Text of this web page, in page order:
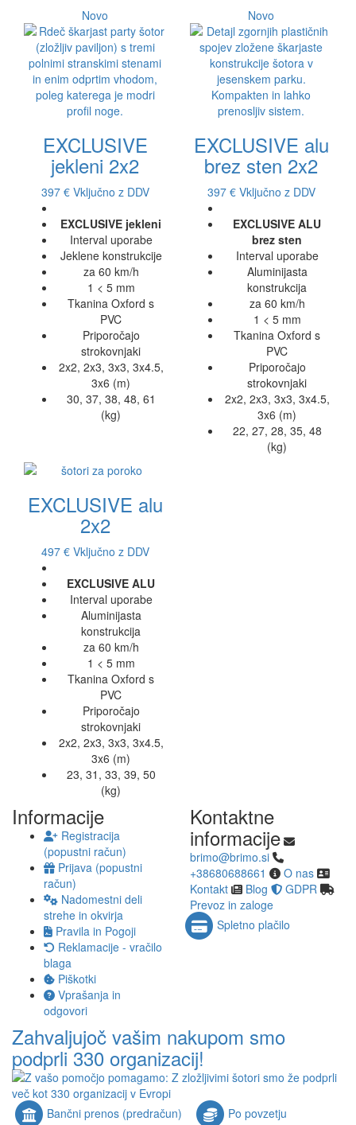
Novo
EXCLUSIVE
jekleni 2x2
397 € Vključno z DDV
EXCLUSIVE jekleni
Interval uporabe
Jeklene konstrukcije
za 60 km/h
1 < 5 mm
Tkanina Oxford s
PVC
Priporočajo
strokovnjaki
2x2, 2x3, 3x3, 3x4.5,
3x6 (m)
30, 37, 38, 48, 61
(kg)
Novo
EXCLUSIVE alu
brez sten 2x2
397 € Vključno z DDV
EXCLUSIVE ALU
brez sten
Interval uporabe
Aluminijasta
konstrukcija
za 60 km/h
1 < 5 mm
Tkanina Oxford s
PVC
Priporočajo
strokovnjaki
2x2, 2x3, 3x3, 3x4.5,
3x6 (m)
22, 27, 28, 35, 48
(kg)
EXCLUSIVE alu
2x2
497 € Vključno z DDV
EXCLUSIVE ALU
Interval uporabe
Aluminijasta
konstrukcija
za 60 km/h
1 < 5 mm
Tkanina Oxford s
PVC
Priporočajo
strokovnjaki
2x2, 2x3, 3x3, 3x4.5,
3x6 (m)
23, 31, 33, 39, 50
(kg)
Informacije
Registracija
(popustni račun)
Prijava (popustni
račun)
Nadomestni deli
strehe in okvirja
Pravila in Pogoji
Reklamacije - vračilo
blaga
Piškotki
Vprašanja in
odgovori
Kontaktne
informacije
brimo@brimo.si
+38680688661
O nas
Kontakt
Blog
GDPR
Prevoz in zaloge
Zahvaljujoč vašim nakupom smo
podprli 330 organizacij!
Spletno plačilo
Bančni prenos (predračun) Po povzetju